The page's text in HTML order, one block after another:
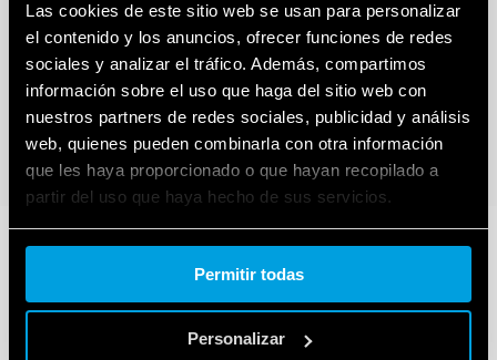
Las cookies de este sitio web se usan para personalizar
el contenido y los anuncios, ofrecer funciones de redes
sociales y analizar el tráfico. Además, compartimos
información sobre el uso que haga del sitio web con
nuestros partners de redes sociales, publicidad y análisis
web, quienes pueden combinarla con otra información
que les haya proporcionado o que hayan recopilado a
partir del uso que haya hecho de sus servicios.
Cookie policy.
Permitir todas
Personalizar